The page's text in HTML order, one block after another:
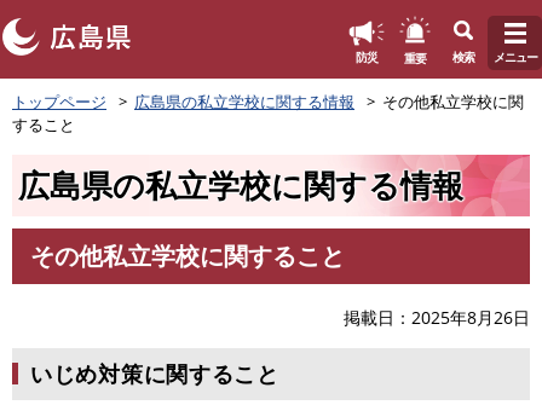
ペ
ー
ジ
。
防災 重要 検索 メニュー
トップページ 広島県の私立学校に関する情報
その他私立学校に関
すること
広島県の私立学校に関する情報
文
その他私立学校に関すること
掲載日 2025年8月26日
いじめ対策に関すること